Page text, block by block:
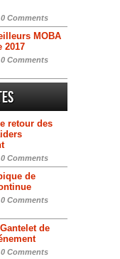
0 Comments
MOBA
2017
0 Comments
retour des
0 Comments
de
0 Comments
de
0 Comments